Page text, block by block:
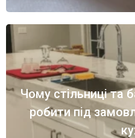
Чому стільниці та
робити під